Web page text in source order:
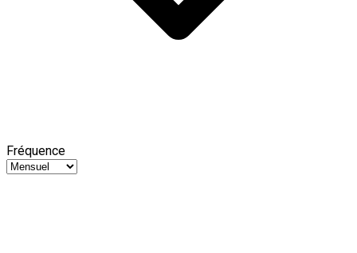
Fréquence